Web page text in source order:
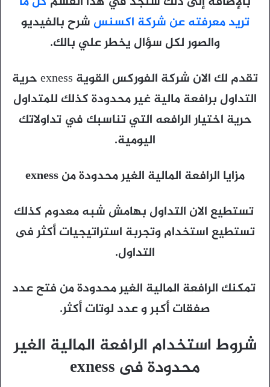
تريد معرفته عن شركة اكسنس شرح بالفيديو
والصور لكل سؤال يخطر علي بالك.
تقدم لك الان شركة الفوركس القوية exness حرية
التداول برافعة مالية غير محدودة كذلك للمتداول
حرية اختيار الرافعه التي تناسبك في تداولاتك
اليومية.
مزايا الرافعة المالية الغير محدودة من exness
تستطيع الان التداول بهامش شبه معدوم كذلك
تستطيع استخدام وتجربة استراتيجيات أكثر فى
التداول.
تمكنك الرافعة المالية الغير محدودة من فتح عدد
صفقات أكبر و عدد لوتات أكثر.
شروط استخدام الرافعة المالية الغير
محدودة فى exness